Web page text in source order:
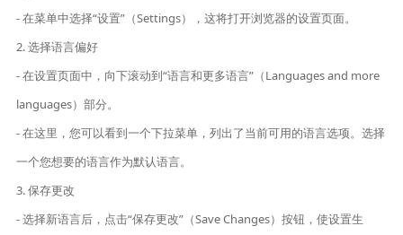
- 在菜单中选择“设置”（Settings），这将打开浏览器的设置页面。
2. 选择语言偏好
- 在设置页面中，向下滚动到“语言和更多语言”（Languages and more
languages）部分。
- 在这里，您可以看到一个下拉菜单，列出了当前可用的语言选项。选择
一个您想要的语言作为默认语言。
3. 保存更改
- 选择新语言后，点击“保存更改”（Save Changes）按钮，使设置生